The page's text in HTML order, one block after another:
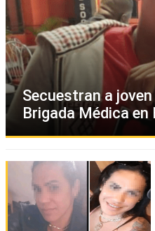
Secuestran a
Brigada Médica en